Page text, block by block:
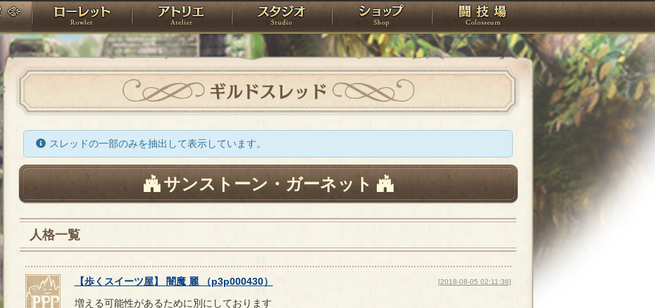
PandoraPartyProject
神殿 ローレット アトリエ スタジオ ショップ 闘技場
ギルドスレッド
スレッドの一部のみを抽出して表示しています。
サンストーン・ガーネット
人格一覧
【歩くスイーツ屋】 闇魔 麗（p3p000430） [2018-08-05 02:11:36]
増える可能性があるために別にしております